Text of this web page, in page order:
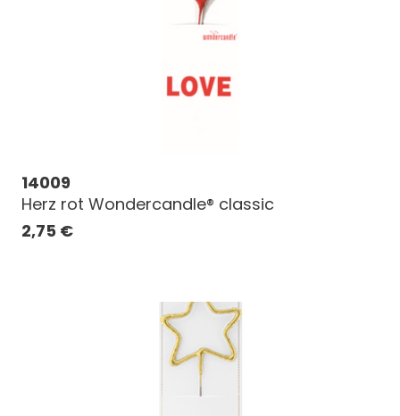
14009
Herz rot Wondercandle® classic
2,75 €